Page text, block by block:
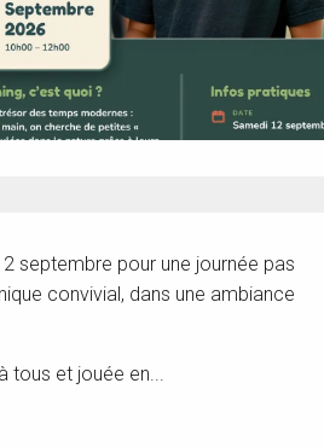
septembre pour une journée pas
convivial, dans une ambiance
tous et jouée en...